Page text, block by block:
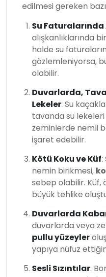
edilmesi gereken
Su Faturalarında
alışkanlıklarında
halde su
gözlemleniyorsa,
olabilir.
Duvarlarda,
Lekeler: Su
tavanda su
zeminlerde nemli
işaret edebilir.
Kötü Koku ve Küf:
nemin birikmesi,
sebep olabilir. Küf,
büyük tehlike
Duvarlarda
duvarlarda veya
pullu yüzeyler
yapıya nüfuz
Sesli Sızıntılar: